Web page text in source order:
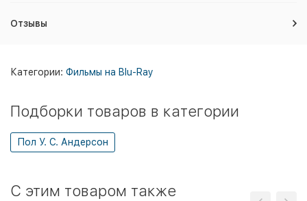
Отзывы
Категории: Фильмы на Blu-Ray
Подборки товаров в категории
Пол У. С. Андерсон
C этим товаром также